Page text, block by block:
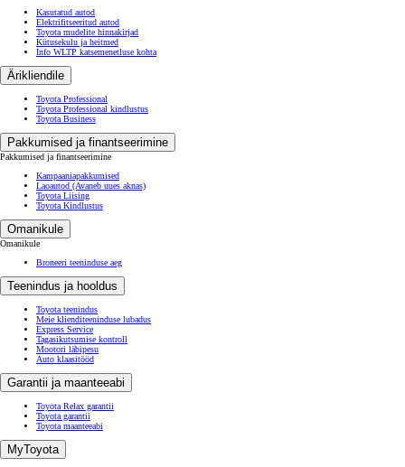
Kasutatud autod
Elektrifitseeritud autod
Toyota mudelite hinnakirjad
Kütusekulu ja heitmed
Info WLTP katsemenetluse kohta
Ärikliendile
Toyota Professional
Toyota Professional kindlustus
Toyota Business
Pakkumised ja finantseerimine
Pakkumised ja finantseerimine
Kampaaniapakkumised
Laoautod (Avaneb uues aknas)
Toyota Liising
Toyota Kindlustus
Omanikule
Omanikule
Broneeri teeninduse aeg
Teenindus ja hooldus
Toyota teenindus
Meie klienditeeninduse lubadus
Express Service
Tagasikutsumise kontroll
Mootori läbipesu
Auto klaasitööd
Garantii ja maanteeabi
Toyota Relax garantii
Toyota garantii
Toyota maanteeabi
MyToyota